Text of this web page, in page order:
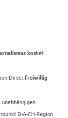
kostet
freiwillig
D-A-CH-Region